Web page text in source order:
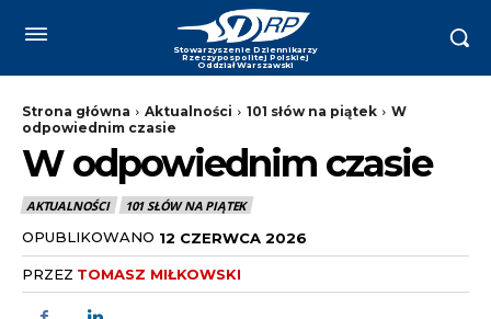
Strona główna Aktualności 101 słów na piątek
W
odpowiednim czasie
W odpowiednim czasie
AKTUALNOŚCI 101 SŁÓW NA PIĄTEK
OPUBLIKOWANO 12 CZERWCA 2026
PRZEZ TOMASZ MIŁKOWSKI